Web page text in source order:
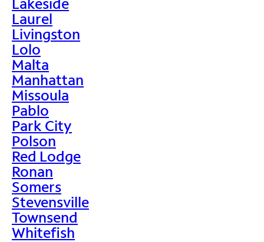
Laurel
Livingston
Lolo
Malta
Manhattan
Missoula
Pablo
Park City
Polson
Red Lodge
Ronan
Somers
Stevensville
Townsend
Whitefish